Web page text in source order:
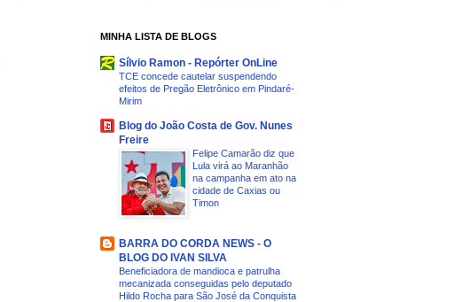
MINHA LISTA DE BLOGS
Sílvio Ramon - Repórter OnLine
TCE concede cautelar suspendendo
efeitos de Pregão Eletrônico em Pindaré-
Mirim
Blog do João Costa de Gov. Nunes
Freire
Felipe Camarão diz que
Lula virá ao Maranhão
na campanha em ato na
cidade de Caxias ou
Timon
BARRA DO CORDA NEWS - O
BLOG DO IVAN SILVA
Beneficiadora de mandioca e patrulha
mecanizada conseguidas pelo deputado
Hildo Rocha para São José da Conquista